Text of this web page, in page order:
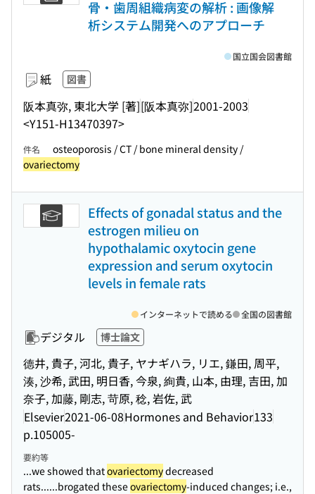
骨・歯周組織病変の解析 : 画像解
析システム開発へのアプローチ
紙 図書
阪本真弥, 東北大学 [著][阪本真弥]2001-2003
<Y151-H13470397>
国立国会図書館
件名
osteoporosis / CT / bone mineral density /
ovariectomy
Effects of gonadal status and the
estrogen milieu on
hypothalamic oxytocin gene
expression and serum oxytocin
levels in female rats
デジタル 博士論文
德井, 貴子, 河北, 貴子, ヤナギハラ, リエ, 鎌田, 周平,
湊, 沙希, 武田, 明日香, 今泉, 絢貴, 山本, 由理, 吉田, 加
奈子, 加藤, 剛志, 苛原, 稔, 岩佐, 武
Elsevier2021-06-08Hormones and Behavior133
p.105005-
インターネットで読める 全国の図書館
要約等
...we showed thatovariectomydecreased
rats......brogated theseovariectomy-induced changes; i.e.,